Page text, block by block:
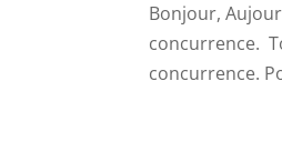
Bonjour,
concurrence.
concurrence.